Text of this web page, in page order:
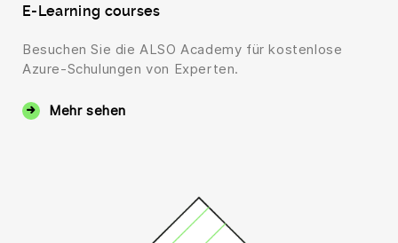
E-Learning courses
Besuchen Sie die ALSO Academy für kostenlose
Azure-Schulungen von Experten.
Mehr sehen